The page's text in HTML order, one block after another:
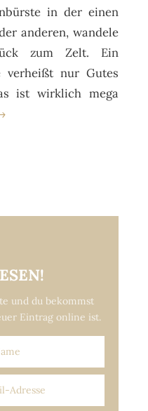
in der einen
anderen, wandele
zum Zelt. Ein
verheißt nur Gutes
ist wirklich mega
und du bekommst
Eintrag online ist.